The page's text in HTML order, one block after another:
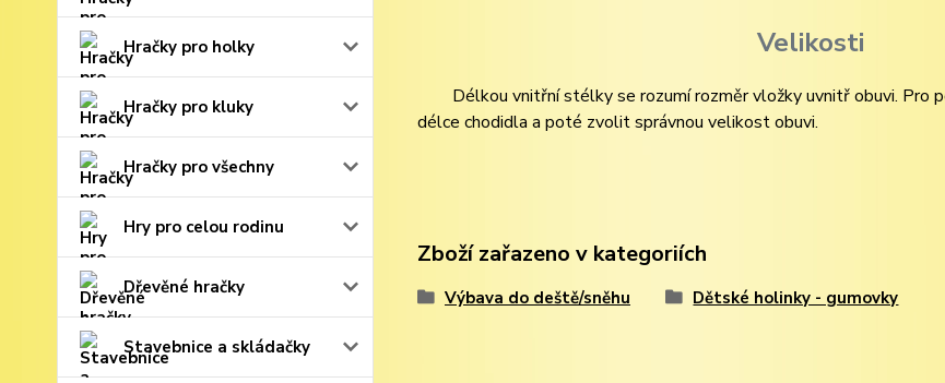
Hračky pro holky
Hračky pro kluky
Hračky pro všechny
Hry pro celou rodinu
Dřevěné hračky
Stavebnice a skládačky
Velikosti
Délkou vnitřní stélky se rozumí rozměr vložky uvnitř obuvi. Pro
délce chodidla a poté zvolit správnou velikost obuvi.
Zboží zařazeno v kategoriích
Výbava do deště/sněhu Dětské holinky - gumovky